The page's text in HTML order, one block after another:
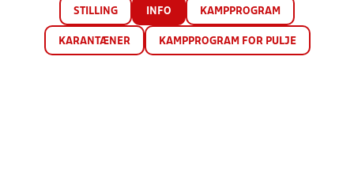
STILLING INFO KAMPPROGRAM
KARANTÆNER KAMPPROGRAM FOR PULJE